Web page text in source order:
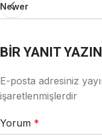
Newer
BIR YANIT YAZIN
E-posta adresiniz
işaretlenmişlerdir
Yorum *